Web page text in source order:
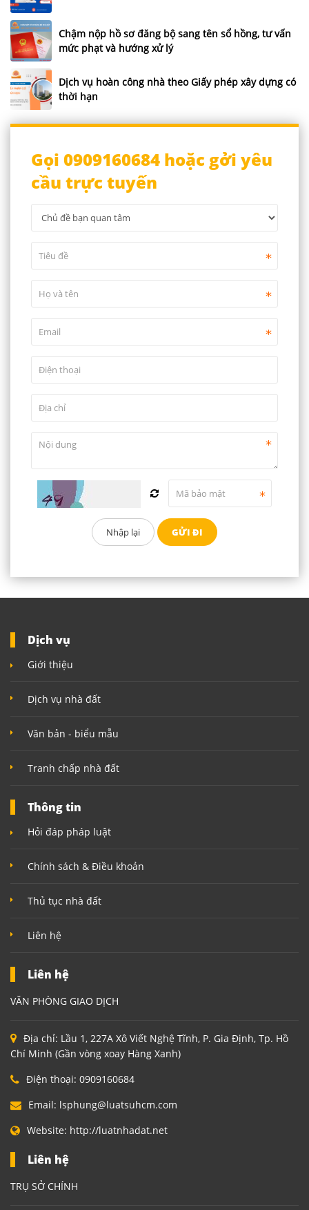
Chậm nộp hồ sơ đăng bộ sang tên sổ hồng, tư vấn
mức phạt và hướng xử lý
Dịch vụ hoàn công nhà theo Giấy phép xây dựng có
thời hạn
Gọi 0909160684 hoặc gởi yêu
cầu trực tuyến
Dịch vụ
Giới thiệu
Dịch vụ nhà đất
Văn bản - biểu mẫu
Tranh chấp nhà đất
Thông tin
Hỏi đáp pháp luật
Chính sách & Điều khoản
Thủ tục nhà đất
Liên hệ
Liên hệ
VĂN PHÒNG GIAO DỊCH
Địa chỉ: Lầu 1, 227A Xô Viết Nghệ Tĩnh, P. Gia Định, Tp. Hồ
Chí Minh (Gần vòng xoay Hàng Xanh)
Điện thoại: 0909160684
Email: lsphung@luatsuhcm.com
Website: http://luatnhadat.net
Liên hệ
TRỤ SỞ CHÍNH